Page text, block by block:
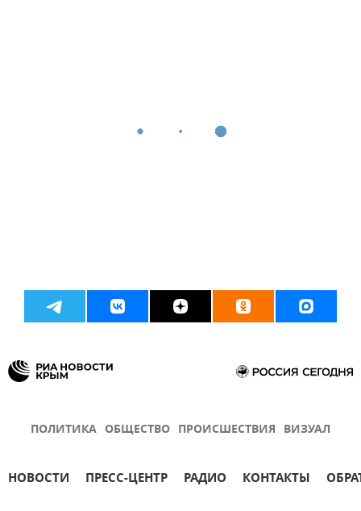
ПОЛИТИКА ОБЩЕСТВО ПРОИСШЕСТВИЯ ВИЗУАЛ
НОВОСТИ ПРЕСС-ЦЕНТР РАДИО КОНТАКТЫ